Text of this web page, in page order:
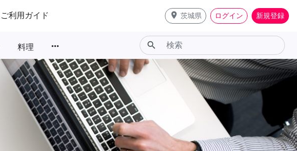
ご利用ガイド place 茨城県 ログイン 新規登録
料理 more_horiz search